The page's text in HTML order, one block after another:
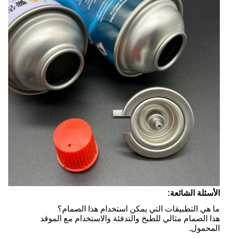
الأسئلة الشائعة:
ما هي التطبيقات التي يمكن استخدام هذا الصمام؟
هذا الصمام مثالي للطبخ والتدفئة والاستخدام مع الموقد
المحمول.